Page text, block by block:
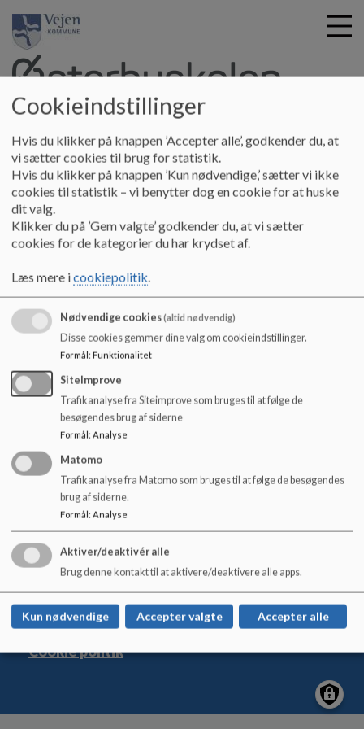
i
Østerbyskolen
Om skolen Skolebestyrelsen
Referater Skolebestyrelsen
Referater august - december 2022
Referater august - december 2022
-
Dokumenter
Referater august - december 2022.pdf
Østerbyskolen
Nygade 17, 6600 Vejen
osterbyskolen@vejen.dk
+45 79 96 56 00
5798005403906
Tilgængelighedserklæring
Sitemap
Cookie politik
Cookieindstillinger
Hvis du klikker på knappen ’Accepter alle’, godkender du, at
vi sætter cookies til brug for statistik.
Hvis du klikker på knappen ’Kun nødvendige,’ sætter vi ikke
cookies til statistik – vi benytter dog en cookie for at huske
dit valg.
Klikker du på ’Gem valgte’ godkender du, at vi sætter
cookies for de kategorier du har krydset af.
Læs mere icookiepolitik.
Nødvendige cookies(altid nødvendig)
Disse cookies gemmer dine valg om cookieindstillinger.
Formål: Funktionalitet
SiteImprove
Trafikanalyse fra Siteimprove som bruges til at følge de
besøgendes brug af siderne
Formål: Analyse
Matomo
Trafikanalyse fra Matomo som bruges til at følge de besøgendes
brug af siderne.
Formål: Analyse
Aktiver/deaktivér alle
Brug denne kontakt til at aktivere/deaktivere alle apps.
Kun nødvendige Accepter valgte Accepter alle